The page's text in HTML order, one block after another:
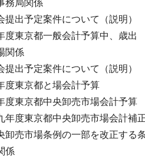
務局関係
提出予定案件について（説明）
度東京都一般会計予算中、歳
関係
提出予定案件について（説明）
度東京都と場会計予算
度東京都中央卸売市場会計予算
年度東京都中央卸売市場会計補
卸売市場条例の一部を改正する
係